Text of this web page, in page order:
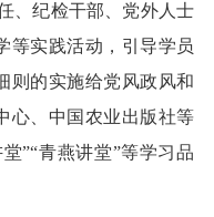
、纪检干部、党外人士
等实践活动，引导学员
则的实施给党风政风和
心、中国农业出版社等
”“青燕讲堂”等学习品